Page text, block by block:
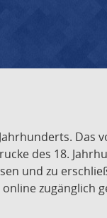
Das
des 18.
und zu
zugänglich